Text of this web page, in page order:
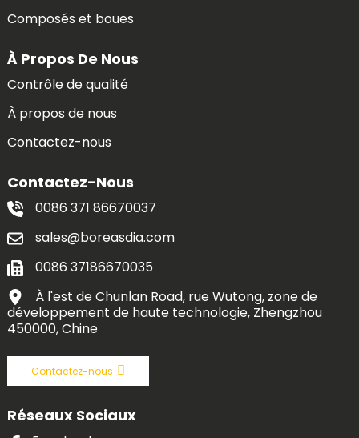
Composés et boues
À Propos De Nous
Contrôle de qualité
À propos de nous
Contactez-nous
Contactez-Nous
0086 371 86670037
sales@boreasdia.com
0086 37186670035
À l'est de Chunlan Road, rue Wutong, zone de
développement de haute technologie, Zhengzhou
450000, Chine
Contactez-nous
Réseaux Sociaux